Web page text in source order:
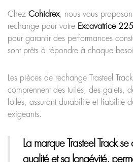
Chez Cohidrex, nous vous
rechange pour votre Excavatrice 225
pour garantir des performances
sont prêts à répondre à chaque
Les pièces de rechange Trasteel
comprennent des tuiles, des galets,
folles, assurant durabilité et fiabilité
exigeants.
La marque Trasteel Trackse
qualité et sa longévité,